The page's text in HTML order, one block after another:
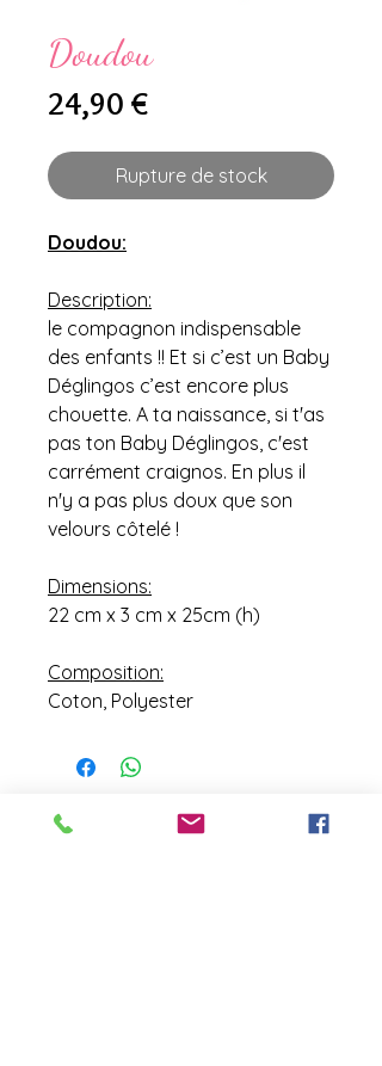
Doudou
24,90 €Prix
Rupture de stock
Doudou:
Description:
le compagnon indispensable
des enfants !! Et si c’est un Baby
Déglingos c’est encore plus
chouette. A ta naissance, si t'as
pas ton Baby Déglingos, c'est
carrément craignos. En plus il
n'y a pas plus doux que son
velours côtelé !
Dimensions:
22 cm x 3 cm x 25cm (h)
Composition:
Coton, Polyester
contact@laboutiquederose.
com